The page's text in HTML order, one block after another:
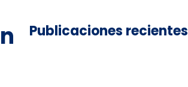
Publicaciones recientes